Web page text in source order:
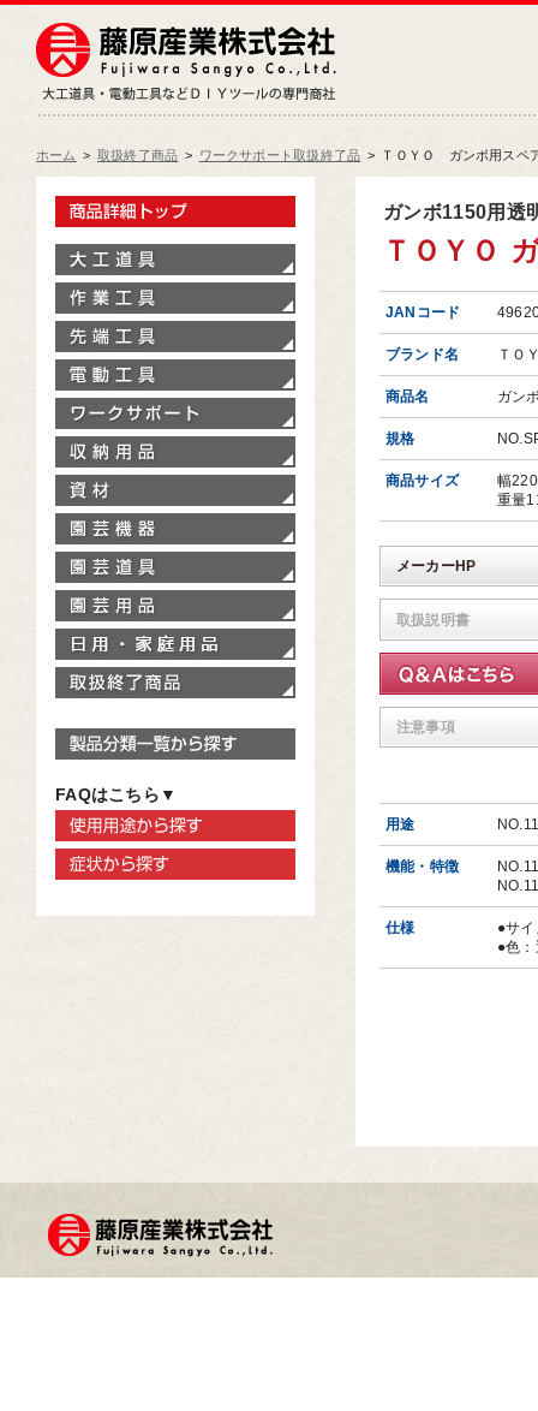
ホーム > 取扱終了商品 > ワークサポート取扱終了品 > ＴＯＹＯ ガンボ用スペ
ガンボ1150用透
ＴＯＹＯ
JANコード
ブランド名 ＴＯ
商品名 ガン
規格
商品サイズ
幅
重量
メーカーHP
取扱説明書
注意事項
用途
機能・特徴
仕様
●サ
●色
製品情報トップ
ワークサポート
製品分類一覧から探す
FAQはこちら▼
使用用途から探す